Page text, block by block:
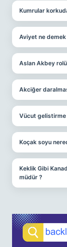
Kumrular
Aviyet ne demek
Aslan Akbey
Akciğer
Vücut
Koçak soyu
Keklik Gibi
müdür ?